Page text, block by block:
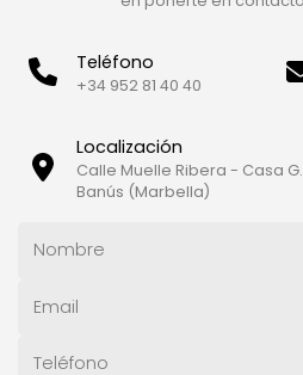
Teléfono
+34 952 81 40 40
Localización
Calle Muelle Ribera - Casa
Banús (Marbella)